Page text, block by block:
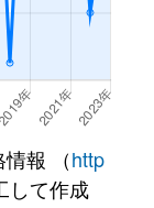
報 （http
して作成